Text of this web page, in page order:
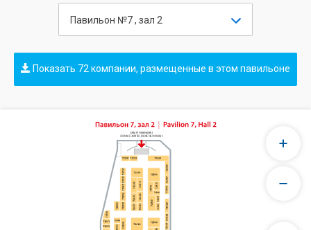
Павильон №7 , зал 2
Показать 72 компании, размещенные в этом павильоне